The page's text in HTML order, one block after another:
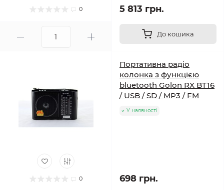
0 5 813 грн.
До кошика
0
Портативна радіо
колонка з функцією
bluetooth Golon RX BT16
/ USB / SD / MP3 / FM
У наявності
698 грн.